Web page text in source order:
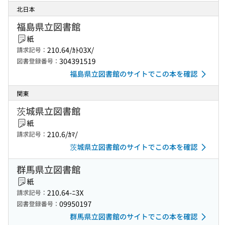
北日本
福島県立図書館
紙
請求記号： 210.64/ｶﾄ03X/
図書登録番号： 304391519
福島県立図書館のサイトでこの本を確認
関東
茨城県立図書館
紙
請求記号： 210.6/ｶﾏ/
茨城県立図書館のサイトでこの本を確認
群馬県立図書館
紙
請求記号： 210.64-ﾆ3X
図書登録番号： 09950197
群馬県立図書館のサイトでこの本を確認